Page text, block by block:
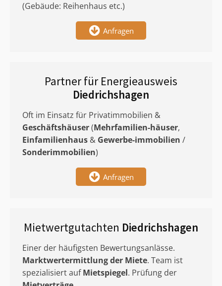
(Gebäude: Reihenhaus etc.)
Anfragen
Partner für Energieausweis
Diedrichshagen
Oft im Einsatz für Privatimmobilien &
Geschäftshäuser(Mehrfamilien-häuser,
Einfamilienhaus & Gewerbe-immobilien /
Sonderimmobilien)
Anfragen
Mietwertgutachten Diedrichshagen
Einer der häufigsten Bewertungsanlässe.
Marktwertermittlungder Miete. Team ist
spezialisiert aufMietspiegel. Prüfung der